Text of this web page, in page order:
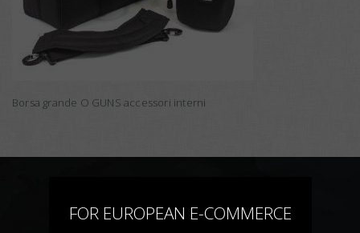
Borsa grande O GUNS accessori interni
FOR EUROPEAN E-COMMERCE